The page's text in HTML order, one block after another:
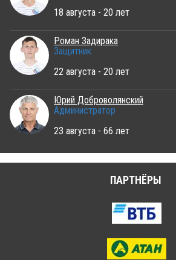
18 августа - 20 лет
Роман Задирака
Защитник
22 августа - 20 лет
Юрий Доброволянский
Администратор
23 августа - 66 лет
ПАРТНЁРЫ